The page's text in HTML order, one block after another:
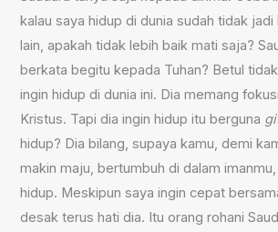
kalau saya hidup di dunia sudah tidak
lain, apakah tidak lebih baik mati saja?
berkata begitu kepada Tuhan? Betul
ingin hidup di dunia ini. Dia memang
Kristus. Tapi dia ingin hidup itu berguna
hidup? Dia bilang, supaya kamu, demi
makin maju, bertumbuh di dalam
hidup. Meskipun saya ingin cepat
desak terus hati dia. Itu orang rohani